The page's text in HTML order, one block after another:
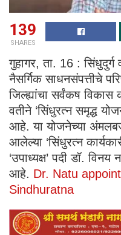
139
SHARES
गुहागर, ता. 16 : सिंधुदुर्ग
नैसर्गिक साधनसंपत्तीचे
जिल्ह्यांचा सर्वंकष विकास
वतीने ‘सिंधुरत्न समृद्ध
आहे. या योजनेच्या
आलेल्या ‘सिंधुरत्न
‘उपाध्यक्ष’ पदी डॉ.
आहे. Dr. Natu
Sindhuratna